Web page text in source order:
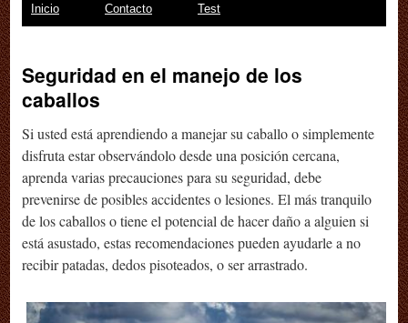
Saltar
contenido
Inicio Contacto Test
Seguridad en el manejo de los
caballos
Si usted está aprendiendo a manejar su caballo o simplemente
disfruta estar observándolo desde una posición cercana,
aprenda varias precauciones para su seguridad, debe
prevenirse de posibles accidentes o lesiones. El más tranquilo
de los caballos o tiene el potencial de hacer daño a alguien si
está asustado, estas recomendaciones pueden ayudarle a no
recibir patadas, dedos pisoteados, o ser arrastrado.